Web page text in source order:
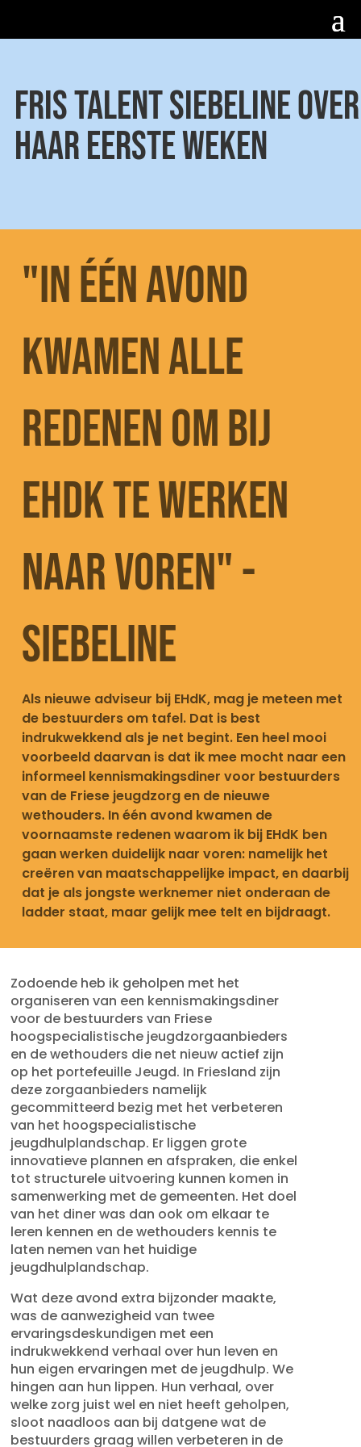
Fris talent Siebeline over
haar eerste weken
"IN ÉÉN AVOND
KWAMEN ALLE
REDENEN OM BIJ
EHDK TE WERKEN
NAAR VOREN" -
SIEBELINE
Als nieuwe adviseur bij EHdK, mag je meteen met
de bestuurders om tafel. Dat is best
indrukwekkend als je net begint. Een heel mooi
voorbeeld daarvan is dat ik mee mocht naar een
informeel kennismakingsdiner voor bestuurders
van de Friese jeugdzorg en de nieuwe
wethouders. In één avond kwamen de
voornaamste redenen waarom ik bij EHdK ben
gaan werken duidelijk naar voren: namelijk het
creëren van maatschappelijke impact, en daarbij
dat je als jongste werknemer niet onderaan de
ladder staat, maar gelijk mee telt en bijdraagt.
Zodoende heb ik geholpen met het
organiseren van een kennismakingsdiner
voor de bestuurders van Friese
hoogspecialistische jeugdzorgaanbieders
en de wethouders die net nieuw actief zijn
op het portefeuille Jeugd. In Friesland zijn
deze zorgaanbieders namelijk
gecommitteerd bezig met het verbeteren
van het hoogspecialistische
jeugdhulplandschap. Er liggen grote
innovatieve plannen en afspraken, die enkel
tot structurele uitvoering kunnen komen in
samenwerking met de gemeenten. Het doel
van het diner was dan ook om elkaar te
leren kennen en de wethouders kennis te
laten nemen van het huidige
jeugdhulplandschap.
Wat deze avond extra bijzonder maakte,
was de aanwezigheid van twee
ervaringsdeskundigen met een
indrukwekkend verhaal over hun leven en
hun eigen ervaringen met de jeugdhulp. We
hingen aan hun lippen. Hun verhaal, over
welke zorg juist wel en niet heeft geholpen,
sloot naadloos aan bij datgene wat de
bestuurders graag willen verbeteren in de